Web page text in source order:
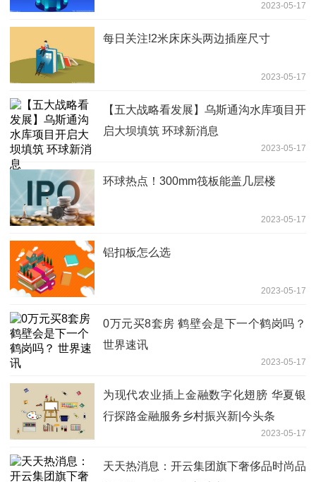
2023-05-17
每日关注!2米床床头两边插座尺寸
2023-05-17
【五大战略看发展】乌斯通沟水库项目开
启大坝填筑 环球新消息
2023-05-17
环球热点！300mm筏板能盖几层楼
2023-05-17
铝扣板怎么选
2023-05-17
0万元买8套房 鹤壁会是下一个鹤岗吗？
世界速讯
2023-05-17
为现代农业插上金融数字化翅膀 华夏银
行探路金融服务乡村振兴新|今头条
2023-05-17
天天热消息：开云集团旗下奢侈品时尚品